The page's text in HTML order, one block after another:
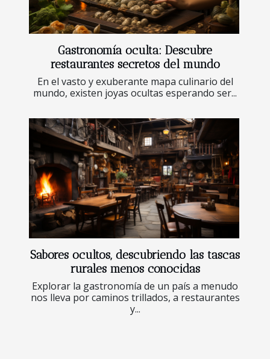
Gastronomía oculta: Descubre
restaurantes secretos del mundo
En el vasto y exuberante mapa culinario del
mundo, existen joyas ocultas esperando ser...
Sabores ocultos, descubriendo las tascas
rurales menos conocidas
Explorar la gastronomía de un país a menudo
nos lleva por caminos trillados, a restaurantes
y...